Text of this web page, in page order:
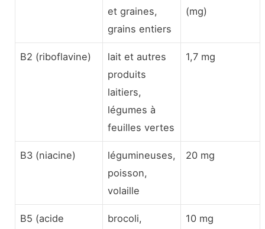
et graines,
grains entiers
(mg)
B2 (riboflavine)
lait et autres
produits
laitiers,
légumes à
feuilles vertes
1,7 mg
B3 (niacine)
légumineuses,
poisson,
volaille
20 mg
B5 (acide
brocoli,
10 mg